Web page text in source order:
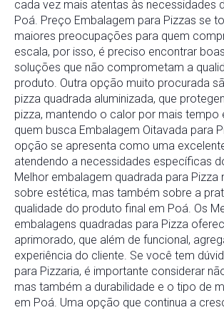
cada vez mais atentas às necessidades
Poá. Preço Embalagem para Pizzas se
maiores preocupações para quem
escala, por isso, é preciso encontrar
soluções que não comprometam a
produto. Outra opção muito procurada
pizza quadrada aluminizada, que
pizza, mantendo o calor por mais tempo
quem busca Embalagem Oitavada para
opção se apresenta como uma
atendendo a necessidades específicas
Melhor embalagem quadrada para Pizza
sobre estética, mas também sobre a
qualidade do produto final em Poá. Os
embalagens quadradas para Pizza
aprimorado, que além de funcional,
experiência do cliente. Se você tem
para Pizzaria, é importante considerar
mas também a durabilidade e o tipo de
em Poá. Uma opção que continua a